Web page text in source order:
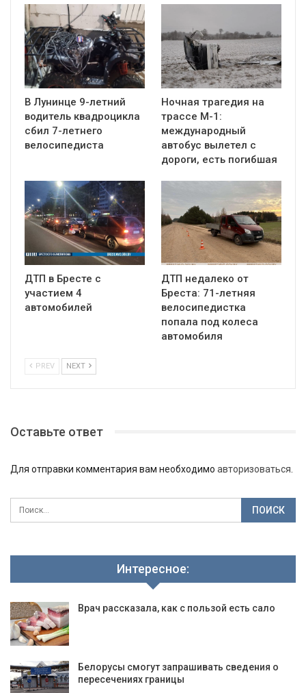
В Лунинце 9-летний
водитель квадроцикла
сбил 7-летнего
велосипедиста
Ночная трагедия на
трассе М-1:
международный
автобус вылетел с
дороги, есть погибшая
ДТП в Бресте с
участием 4
автомобилей
ДТП недалеко от
Бреста: 71-летняя
велосипедистка
попала под колеса
автомобиля
PREV NEXT
Оставьте ответ
Для отправки комментария вам необходимо авторизоваться
Интересное:
Врач рассказала, как с пользой есть сало
Белорусы смогут запрашивать сведения о
пересечениях границы